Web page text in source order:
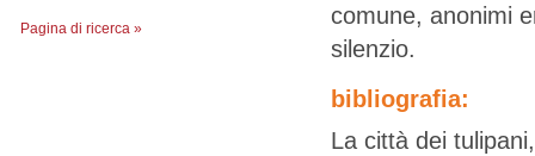
Pagina di ricerca »
comune, anonimi
silenzio.
bibliografia:
La città dei